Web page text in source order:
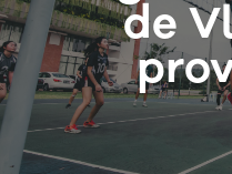
de